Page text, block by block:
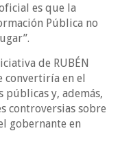
es que la
Pública no
de RUBÉN
convertiría en el
y, además,
controversias sobre
gobernante en